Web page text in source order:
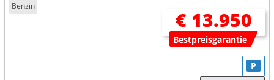
Benzin
€ 13.950
Bestpreisgarantie
P